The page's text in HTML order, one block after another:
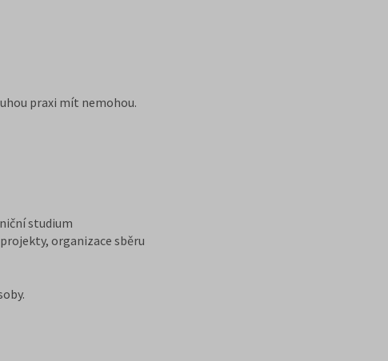
praxi mít nemohou.
studium
organizace sběru